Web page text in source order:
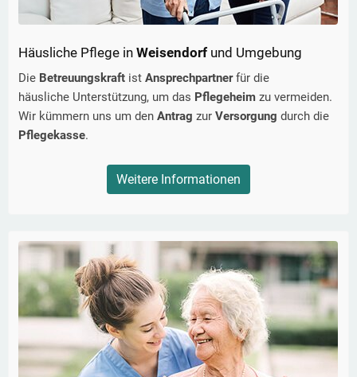
Häusliche Pflege in Weisendorf und Umgebung
Die Betreuungskraft ist Ansprechpartnerfür die
häusliche Unterstützung, um das Pflegeheim zu vermeiden.
Wir kümmern uns um den Antrag zur Versorgung durch die
Pflegekasse.
Weitere Informationen